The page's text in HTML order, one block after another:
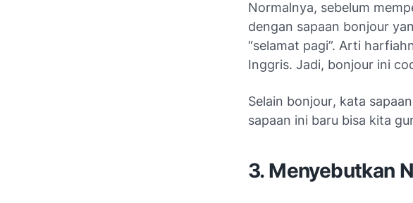
Normalnya, sebelum
dengan sapaan bonjour
“selamat pagi”. Arti
Inggris. Jadi, bonjour ini
Selain bonjour, kata
sapaan ini baru bisa kita
3. Menyebutkan